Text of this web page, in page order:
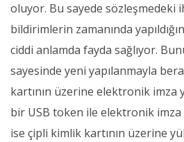
oluyor. Bu sayede sözleşmedeki
bildirimlerin zamanında
ciddi anlamda fayda sağlıyor.
sayesinde yeni yapılanmayla
kartının üzerine elektronik imza
bir USB token ile elektronik
ise çipli kimlik kartının üzerine